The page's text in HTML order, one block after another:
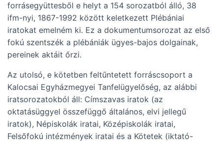
forrásegyüttesből e helyt a 154 sorozatból álló, 38
ifm-nyi, 1867-1992 között keletkezett Plébániai
iratokat emelném ki. Ez a dokumentumsorozat az első
fokú szentszék a plébániák ügyes-bajos dolgainak,
pereinek aktáit őrzi.
Az utolsó, e kötetben feltűntetett forráscsoport a
Kalocsai Egyházmegyei Tanfelügyelőség, az alábbi
iratsorozatokból áll: Címszavas iratok (az
oktatásüggyel összefüggő általános, elvi jellegű
iratok), Népiskolák iratai, Középiskolák iratai,
Felsőfokú intézmények iratai és a Kötetek (iktató-